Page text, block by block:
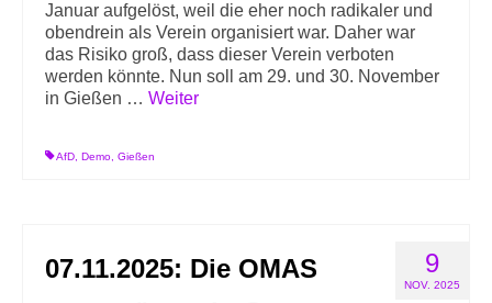
Januar aufgelöst, weil die eher noch radikaler und
obendrein als Verein organisiert war. Daher war
das Risiko groß, dass dieser Verein verboten
werden könnte. Nun soll am 29. und 30. November
in Gießen … Weiter
AfD Demo Gießen
9
NOV. 2025
07.11.2025: Die OMAS